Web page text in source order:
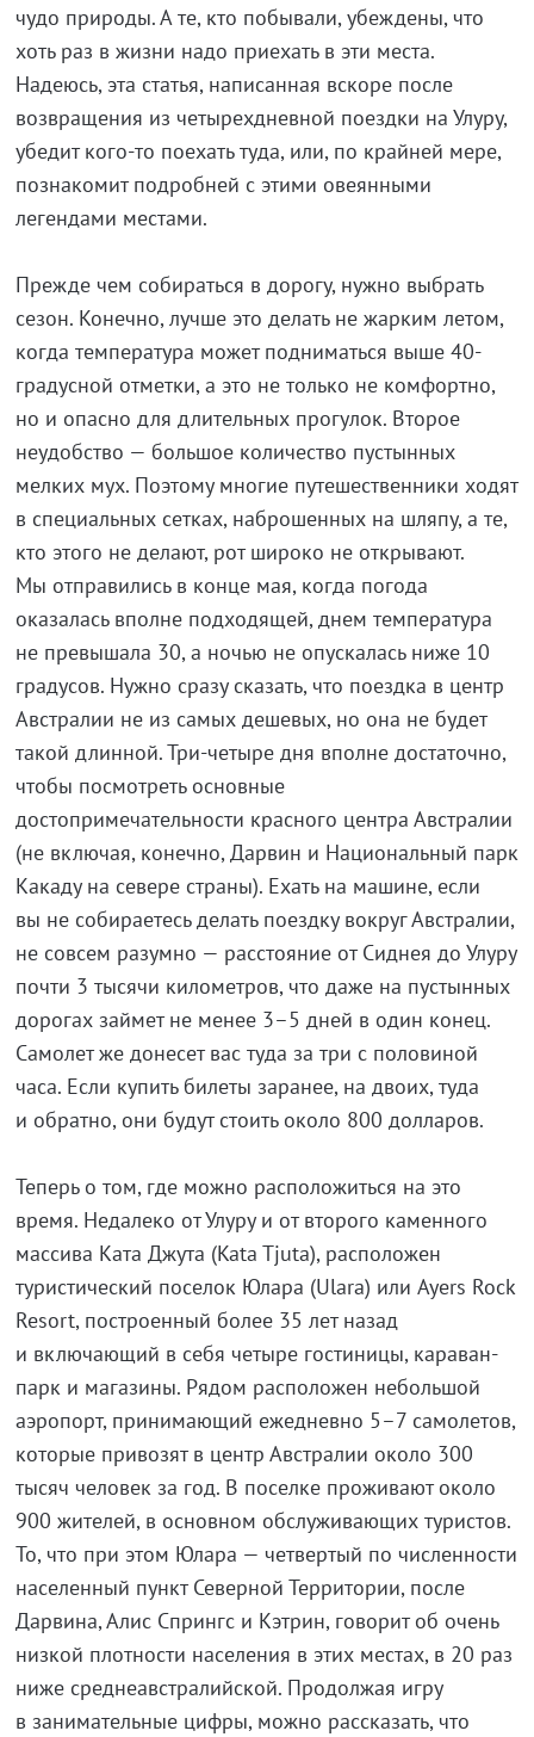
чудо природы. А те, кто побывали, убеждены, что
хоть раз в жизни надо приехать в эти места.
Надеюсь, эта статья, написанная вскоре после
возвращения из четырехдневной поездки на Улуру,
убедит кого-то поехать туда, или, по крайней мере,
познакомит подробней с этими овеянными
легендами местами.
Прежде чем собираться в дорогу, нужно выбрать
сезон. Конечно, лучше это делать не жарким летом,
когда температура может подниматься выше 40-
градусной отметки, а это не только не комфортно,
но и опасно для длительных прогулок. Второе
неудобство — большое количество пустынных
мелких мух. Поэтому многие путешественники ходят
в специальных сетках, наброшенных на шляпу, а те,
кто этого не делают, рот широко не открывают.
Мы отправились в конце мая, когда погода
оказалась вполне подходящей, днем температура
не превышала 30, а ночью не опускалась ниже 10
градусов. Нужно сразу сказать, что поездка в центр
Австралии не из самых дешевых, но она не будет
такой длинной. Три-четыре дня вполне достаточно,
чтобы посмотреть основные
достопримечательности красного центра Австралии
(не включая, конечно, Дарвин и Национальный парк
Какаду на севере страны). Ехать на машине, если
вы не собираетесь делать поездку вокруг Австралии,
не совсем разумно — расстояние от Сиднея до Улуру
почти 3 тысячи километров, что даже на пустынных
дорогах займет не менее 3–5 дней в один конец.
Самолет же донесет вас туда за три с половиной
часа. Если купить билеты заранее, на двоих, туда
и обратно, они будут стоить около 800 долларов.
Теперь о том, где можно расположиться на это
время. Недалеко от Улуру и от второго каменного
массива Ката Джута (Kata Tjuta), расположен
туристический поселок Юлара (Ulara) или Ayers Rock
Resort, построенный более 35 лет назад
и включающий в себя четыре гостиницы, караван-
парк и магазины. Рядом расположен небольшой
аэропорт, принимающий ежедневно 5–7 самолетов,
которые привозят в центр Австралии около 300
тысяч человек за год. В поселке проживают около
900 жителей, в основном обслуживающих туристов.
То, что при этом Юлара — четвертый по численности
населенный пункт Северной Территории, после
Дарвина, Алис Спрингс и Кэтрин, говорит об очень
низкой плотности населения в этих местах, в 20 раз
ниже среднеавстралийской. Продолжая игру
в занимательные цифры, можно рассказать, что